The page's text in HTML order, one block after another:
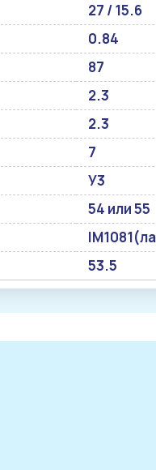
27 / 15.6
0.84
87
2.3
2.3
7
У3
54 или 55
53.5